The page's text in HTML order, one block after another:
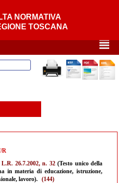
NORMATIVA
TOSCANA
²
R
L.R. 26.7.2002, n. 32(Testo unico della
in materia di educazione, istruzione,
lavoro). (144)